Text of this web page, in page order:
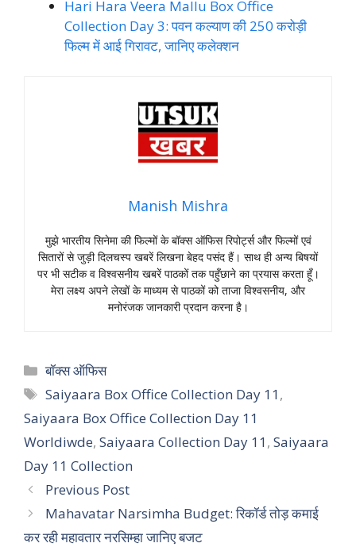
Hari Hara Veera Mallu Box Office
Collection Day 3: पवन कल्याण की 250 करोड़ी
फिल्म में आई गिरावट, जानिए कलेक्शन
Manish Mishra
मुझे भारतीय सिनेमा की फिल्मों के बॉक्स ऑफिस रिपोर्ट्स और फिल्मों एवं
सितारों से जुड़ी दिलचस्प खबरें लिखना बेहद पसंद हैं। साथ ही अन्य बिषयों
पर भी सटीक व विश्वसनीय खबरें पाठकों तक पहुँछाने का प्रयास करता हूँ।
मेरा लक्ष्य अपने लेखों के माध्यम से पाठकों को ताजा विश्वसनीय, और
मनोरंजक जानकारी प्रदान करना है।
Categories
बॉक्स ऑफिस
Tags
Saiyaara Box Office Collection Day 11,
Saiyaara Box Office Collection Day 11
Worldiwde, Saiyaara Collection Day 11, Saiyaara
Day 11 Collection
Previous Post
Mahavatar Narsimha Budget: रिकॉर्ड तोड़ कमाई
कर रही महावतार नरसिम्हा जानिए बजट